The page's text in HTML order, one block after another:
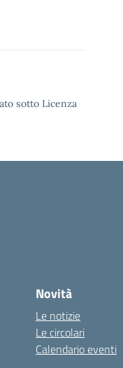
sotto Licenza
Novità
Le notizie
Le circolari
Calendario eventi